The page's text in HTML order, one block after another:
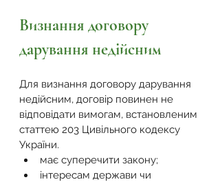
Визнання договору
дарування недійсним
Для визнання договору дарування
недійсним, договір повинен не
відповідати вимогам, встановленим
статтею 203 Цивільного кодексу
України.
має суперечити закону;
інтересам держави чи